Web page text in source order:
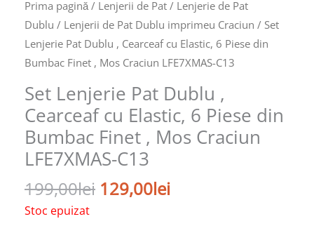
Prima pagină/ Lenjerii de Pat / Lenjerie de Pat
Dublu / Lenjerii de Pat Dublu imprimeu Craciun / Set
Lenjerie Pat Dublu , Cearceaf cu Elastic, 6 Piese din
Bumbac Finet , Mos Craciun LFE7XMAS-C13
Set Lenjerie Pat Dublu ,
Cearceaf cu Elastic, 6 Piese din
Bumbac Finet , Mos Craciun
LFE7XMAS-C13
199,00lei 129,00lei
Stoc epuizat